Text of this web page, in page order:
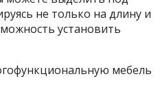
не только на длину и
установить
мебель